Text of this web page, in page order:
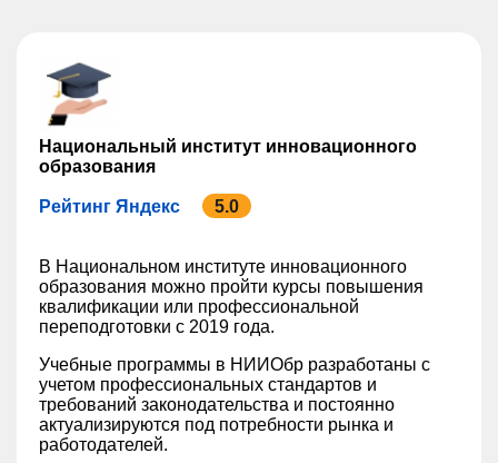
Национальный институт инновационного
образования
Рейтинг Яндекс 5.0
В Национальном институте инновационного
образования можно пройти курсы повышения
квалификации или профессиональной
переподготовки с 2019 года.
Учебные программы в НИИОбр разработаны с
учетом профессиональных стандартов и
требований законодательства и постоянно
актуализируются под потребности рынка и
работодателей.